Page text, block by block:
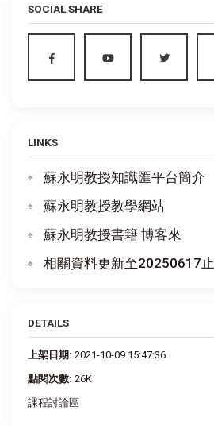
SOCIAL SHARE
LINKS
蘇永明教授知識匯平台簡介
蘇永明教授教學網站
蘇永明教授書籍 博客來
相關資料更新至20250617止
DETAILS
上架日期: 2021-10-09 15:47:36
點閱次數: 26K
課程討論區